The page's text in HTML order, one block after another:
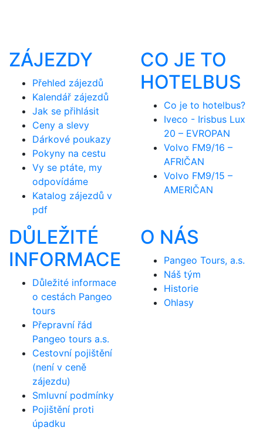
ZÁJEZDY
Přehled zájezdů
Kalendář zájezdů
Jak se přihlásit
Ceny a slevy
Dárkové poukazy
Pokyny na cestu
Vy se ptáte, my
odpovídáme
Katalog zájezdů v
pdf
CO JE TO
HOTELBUS
Co je to hotelbus?
Iveco - Irisbus Lux
20 – EVROPAN
Volvo FM9/16 –
AFRIČAN
Volvo FM9/15 –
AMERIČAN
DŮLEŽITÉ
INFORMACE
Důležité informace
o cestách Pangeo
tours
Přepravní řád
Pangeo tours a.s.
Cestovní pojištění
(není v ceně
zájezdu)
Smluvní podmínky
Pojištění proti
úpadku
O NÁS
Pangeo Tours, a.s.
Náš tým
Historie
Ohlasy